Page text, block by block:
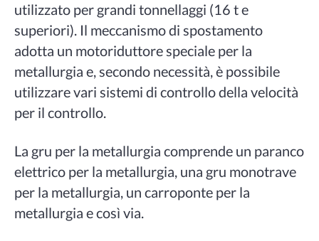
utilizzato per grandi tonnellaggi (16 t e
superiori). Il meccanismo di spostamento
adotta un motoriduttore speciale per la
metallurgia e, secondo necessità, è possibile
utilizzare vari sistemi di controllo della velocità
per il controllo.
La gru per la metallurgia comprende un paranco
elettrico per la metallurgia, una gru monotrave
per la metallurgia, un carroponte per la
metallurgia e così via.